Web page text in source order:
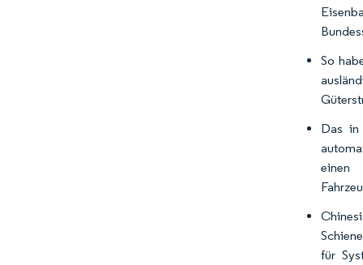
So
Das in
einen
für